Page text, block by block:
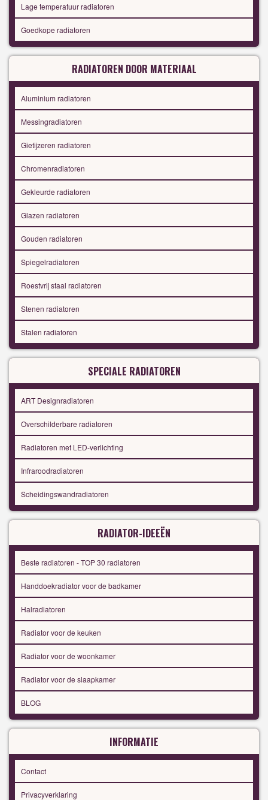
Lage temperatuur radiatoren
Goedkope radiatoren
RADIATOREN DOOR MATERIAAL
Aluminium radiatoren
Messingradiatoren
Gietijzeren radiatoren
Chromenradiatoren
Gekleurde radiatoren
Glazen radiatoren
Gouden radiatoren
Spiegelradiatoren
Roestvrij staal radiatoren
Stenen radiatoren
Stalen radiatoren
SPECIALE RADIATOREN
ART Designradiatoren
Overschilderbare radiatoren
Radiatoren met LED-verlichting
Infraroodradiatoren
Scheidingswandradiatoren
RADIATOR-IDEEËN
Beste radiatoren - TOP 30 radiatoren
Handdoekradiator voor de badkamer
Halradiatoren
Radiator voor de keuken
Radiator voor de woonkamer
Radiator voor de slaapkamer
BLOG
INFORMATIE
Contact
Privacyverklaring